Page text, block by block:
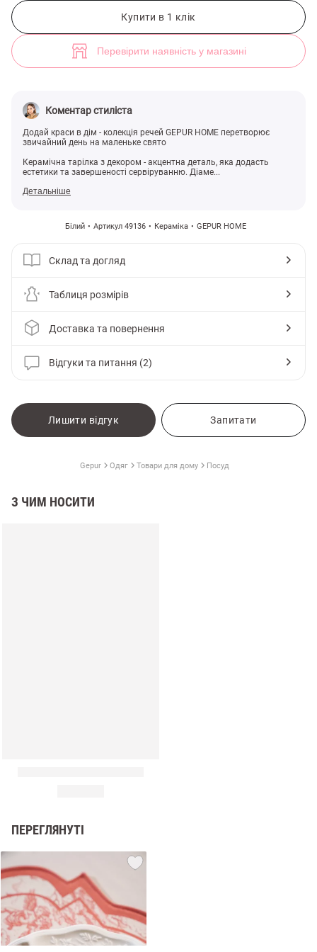
Купити в 1 клік
Перевірити наявність у магазині
Коментар стиліста
Додай краси в дім - колекція речей GEPUR HOME перетворює
звичайний день на маленьке свято
Керамічна тарілка з декором - акцентна деталь, яка додасть
естетики та завершеності сервіруванню. Діаме...
Детальніше
Білий Артикул 49136 Кераміка GEPUR HOME
Склад та догляд
Таблиця розмірів
Доставка та повернення
Відгуки та питання (2)
Лишити відгук Запитати
Gepur Одяг Товари для дому Посуд
З ЧИМ НОСИТИ
ПЕРЕГЛЯНУТІ
Біла керамічна тарілка 19 см (арт. 49136) ♡ інтернет-магазин Gepur